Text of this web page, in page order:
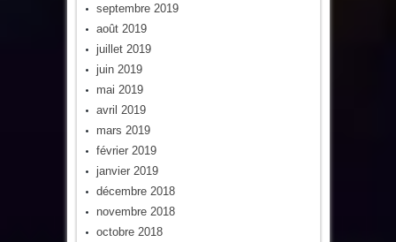
septembre 2019
août 2019
juillet 2019
juin 2019
mai 2019
avril 2019
mars 2019
février 2019
janvier 2019
décembre 2018
novembre 2018
octobre 2018